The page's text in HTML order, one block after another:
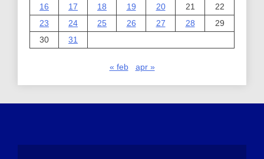
16
17 18 19 20 21
22
23
24 25 26 27 28
29
30
31
« feb apr »